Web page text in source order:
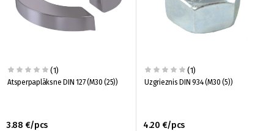
(1)
Atsperpaplāksne DIN 127 (M30 (25))
3.88 €/pcs
(1)
Uzgrieznis DIN 934 (M30 (5))
4.20 €/pcs